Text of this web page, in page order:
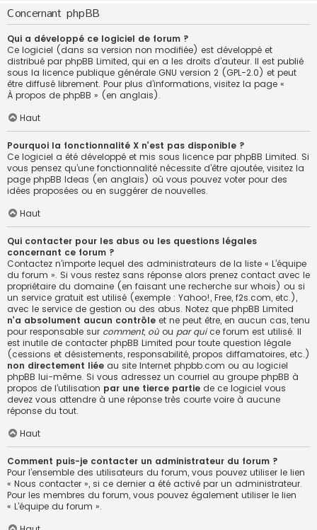
Concernant phpBB
Qui a développé ce logiciel de forum ?
Ce logiciel (dans sa version non modifiée) est développé et
distribué par phpBB Limited, qui en a les droits d’auteur. Il est publié
sous la licence publique générale GNU version 2 (GPL-2.0) et peut
être diffusé librement. Pour plus d’informations, visitez la page «
À propos de phpBB » (en anglais).
Haut
Pourquoi la fonctionnalité X n’est pas disponible ?
Ce logiciel a été développé et mis sous licence par phpBB Limited. Si
vous pensez qu’une fonctionnalité nécessite d’être ajoutée, visitez la
page phpBB Ideas (en anglais) où vous pouvez voter pour des
idées proposées ou en suggérer de nouvelles.
Haut
Qui contacter pour les abus ou les questions légales
concernant ce forum ?
Contactez n’importe lequel des administrateurs de la liste « L’équipe
du forum ». Si vous restez sans réponse alors prenez contact avec le
propriétaire du domaine (en faisant une recherche sur whois) ou si
un service gratuit est utilisé (exemple : Yahoo!, Free, f2s.com, etc.),
avec le service de gestion ou des abus. Notez que phpBB Limited
n’a absolument aucun contrôle et ne peut être, en aucun cas, tenu
pour responsable sur comment, oùou par quice forum est utilisé. Il
est inutile de contacter phpBB Limited pour toute question légale
(cessions et désistements, responsabilité, propos diffamatoires, etc.)
non directement liée au site Internet phpbb.com ou au logiciel
phpBB lui-même. Si vous adressez un courriel au groupe phpBB à
propos de l’utilisation par une tierce partie de ce logiciel vous
devez vous attendre à une réponse très courte voire à aucune
réponse du tout.
Haut
Comment puis-je contacter un administrateur du forum ?
Pour l’ensemble des utilisateurs du forum, vous pouvez utiliser le lien
« Nous contacter », si ce dernier a été activé par un administrateur.
Pour les membres du forum, vous pouvez également utiliser le lien
« L’équipe du forum ».